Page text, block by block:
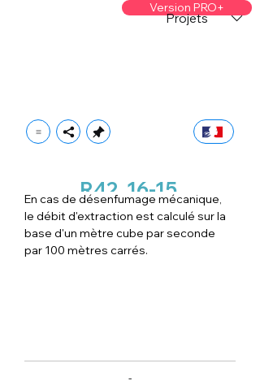
Version PRO+
Projets
R42 16-15
En cas de désenfumage mécanique,
le débit d'extraction est calculé sur la
base d'un mètre cube par seconde
par 100 mètres carrés.
-